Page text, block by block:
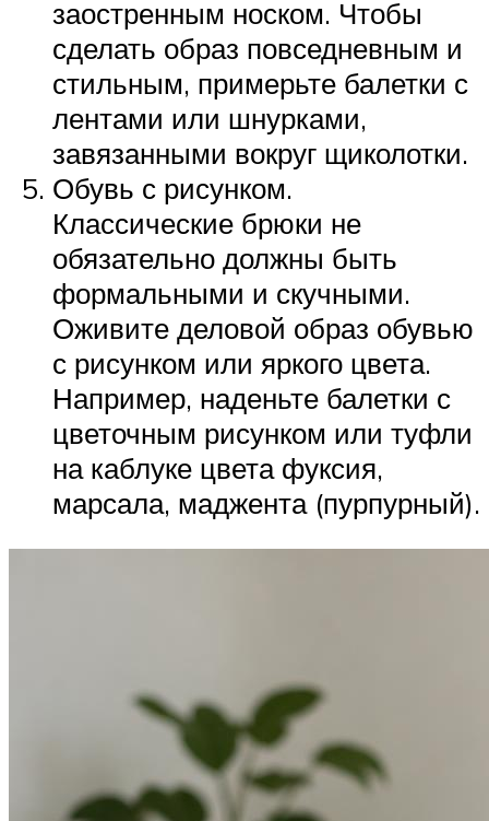
заостренным носком. Чтобы
сделать образ повседневным и
стильным, примерьте балетки с
лентами или шнурками,
завязанными вокруг щиколотки.
Обувь с рисунком.
Классические брюки не
обязательно должны быть
формальными и скучными.
Оживите деловой образ обувью
с рисунком или яркого цвета.
Например, наденьте балетки с
цветочным рисунком или туфли
на каблуке цвета фуксия,
марсала, маджента (пурпурный).